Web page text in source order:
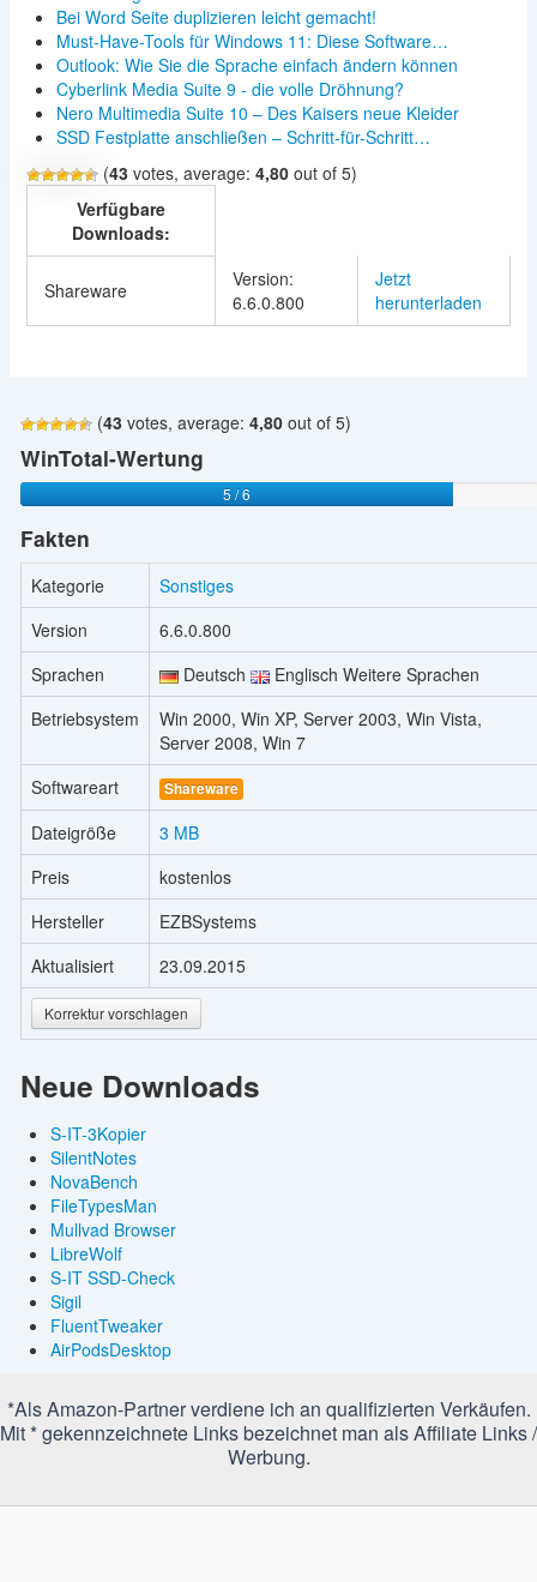
Bei Word Seite duplizieren leicht gemacht!
Must-Have-Tools für Windows 11: Diese Software…
Outlook: Wie Sie die Sprache einfach ändern können
Cyberlink Media Suite 9 - die volle Dröhnung?
Nero Multimedia Suite 10 – Des Kaisers neue Kleider
SSD Festplatte anschließen – Schritt-für-Schritt…
(43votes, average: 4,80out of 5)
Verfügbare
Downloads:
Shareware
Version:
6.6.0.800
Jetzt
herunterladen
(43votes, average: 4,80out of 5)
WinTotal-Wertung
5 / 6
Fakten
Kategorie
Sonstiges
Version
6.6.0.800
Sprachen
Deutsch
Englisch Weitere Sprachen
Betriebsystem
Win 2000, Win XP, Server 2003, Win Vista,
Server 2008, Win 7
Softwareart
Shareware
Dateigröße
3 MB
Preis
kostenlos
Hersteller
EZBSystems
Aktualisiert
23.09.2015
Korrektur vorschlagen
Neue Downloads
S-IT-3Kopier
SilentNotes
NovaBench
FileTypesMan
Mullvad Browser
LibreWolf
S-IT SSD-Check
Sigil
FluentTweaker
AirPodsDesktop
*Als Amazon-Partner verdiene ich an qualifizierten Verkäufen.
Mit * gekennzeichnete Links bezeichnet man als Affiliate Links /
Werbung.